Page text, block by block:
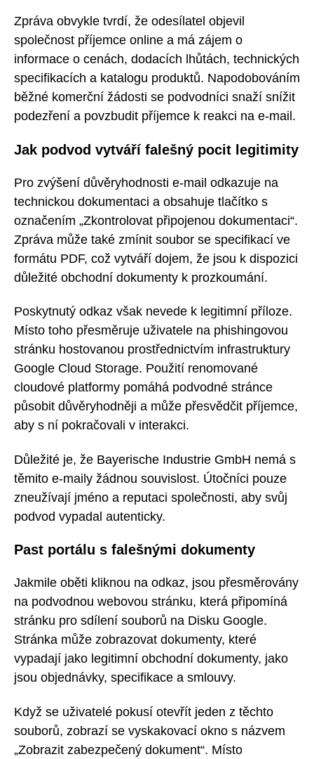
Zpráva obvykle tvrdí, že odesílatel objevil
společnost příjemce online a má zájem o
informace o cenách, dodacích lhůtách, technických
specifikacích a katalogu produktů. Napodobováním
běžné komerční žádosti se podvodníci snaží snížit
podezření a povzbudit příjemce k reakci na e-mail.
Jak podvod vytváří falešný pocit legitimity
Pro zvýšení důvěryhodnosti e-mail odkazuje na
technickou dokumentaci a obsahuje tlačítko s
označením „Zkontrolovat připojenou dokumentaci“.
Zpráva může také zmínit soubor se specifikací ve
formátu PDF, což vytváří dojem, že jsou k dispozici
důležité obchodní dokumenty k prozkoumání.
Poskytnutý odkaz však nevede k legitimní příloze.
Místo toho přesměruje uživatele na phishingovou
stránku hostovanou prostřednictvím infrastruktury
Google Cloud Storage. Použití renomované
cloudové platformy pomáhá podvodné stránce
působit důvěryhodněji a může přesvědčit příjemce,
aby s ní pokračovali v interakci.
Důležité je, že Bayerische Industrie GmbH nemá s
těmito e-maily žádnou souvislost. Útočníci pouze
zneužívají jméno a reputaci společnosti, aby svůj
podvod vypadal autenticky.
Past portálu s falešnými dokumenty
Jakmile oběti kliknou na odkaz, jsou přesměrovány
na podvodnou webovou stránku, která připomíná
stránku pro sdílení souborů na Disku Google.
Stránka může zobrazovat dokumenty, které
vypadají jako legitimní obchodní dokumenty, jako
jsou objednávky, specifikace a smlouvy.
Když se uživatelé pokusí otevřít jeden z těchto
souborů, zobrazí se vyskakovací okno s názvem
„Zobrazit zabezpečený dokument“. Místo